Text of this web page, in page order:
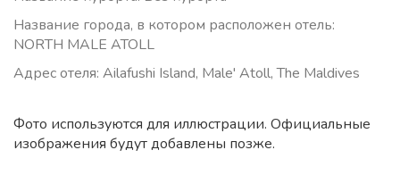
Название города, в котором расположен отель:
NORTH MALE ATOLL
Адрес отеля: Ailafushi Island, Male' Atoll, The Maldives
Фото используются для иллюстрации. Официальные
изображения будут добавлены позже.